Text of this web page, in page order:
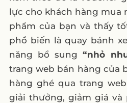
lực cho khách hàng mua
phẩm của bạn và thấy
phổ biến là quay bánh
năng bổ sung“nhỏ
trang web bán hàng của
hàng ghé qua trang
giải thưởng, giảm giá và